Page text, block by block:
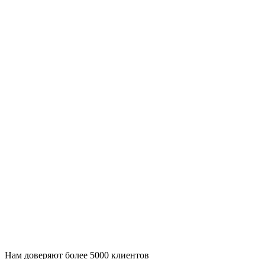
Нам доверяют более 5000 клиентов